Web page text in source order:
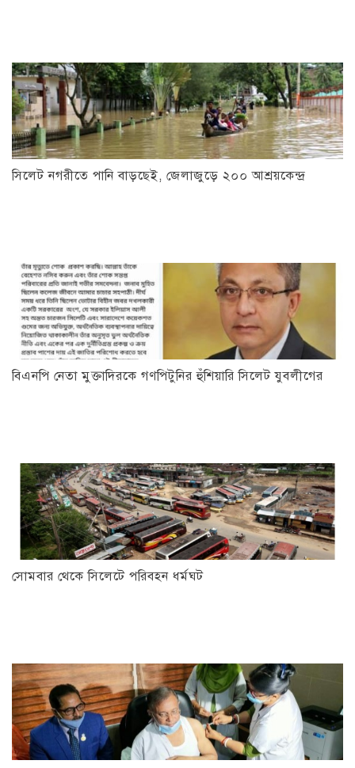
সিলেট নগরীতে পানি বাড়ছেই, জেলাজুড়ে ২০০ আশ্রয়কেন্দ্র
বিএনপি নেতা মুক্তাদিরকে গণপিটুনির হুঁশিয়ারি সিলেট যুবলীগের
সোমবার থেকে সিলেটে পরিবহন ধর্মঘট